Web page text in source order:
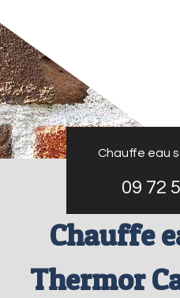
Chauffe eau
09 72
Chauffe
Thermor